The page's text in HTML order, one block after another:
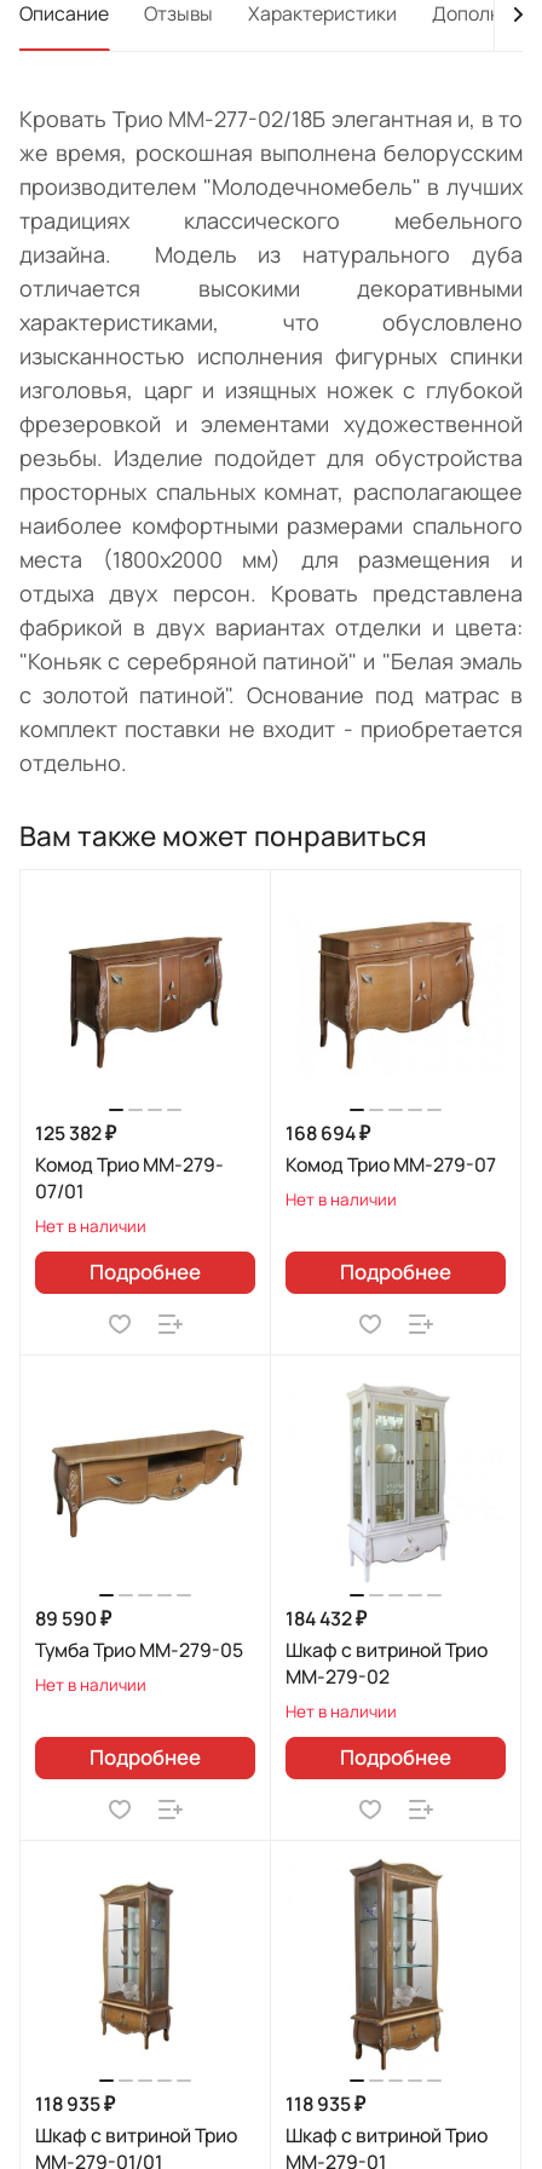
Описание Отзывы Характеристики
Кровать Трио ММ-277-02/18Б элегантная и, в то
же время, роскошная выполнена белорусским
производителем "Молодечномебель" в лучших
традициях классического мебельного
дизайна. Модель из натурального дуба
отличается высокими декоративными
характеристиками, что обусловлено
изысканностью исполнения фигурных спинки
изголовья, царг и изящных ножек с глубокой
фрезеровкой и элементами художественной
резьбы. Изделие подойдет для обустройства
просторных спальных комнат, располагающее
наиболее комфортными размерами спального
места (1800х2000 мм) для размещения и
отдыха двух персон. Кровать представлена
фабрикой в двух вариантах отделки и цвета:
"Коньяк с серебряной патиной" и "Белая эмаль
с золотой патиной". Основание под матрас в
комплект поставки не входит - приобретается
отдельно.
Вам также может понравиться
125 382 ₽
Комод Трио ММ-279-
07/01
Нет в наличии
Подробнее
168 694 ₽
Комод Трио ММ-279-07
Нет в наличии
Подробнее
89 590 ₽
Тумба Трио ММ-279-05
Нет в наличии
Подробнее
184 432 ₽
Шкаф с витриной Трио
ММ-279-02
Нет в наличии
Подробнее
118 935 ₽
Шкаф с витриной Трио
ММ-279-01/01
118 935 ₽
Шкаф с витриной Трио
ММ-279-01